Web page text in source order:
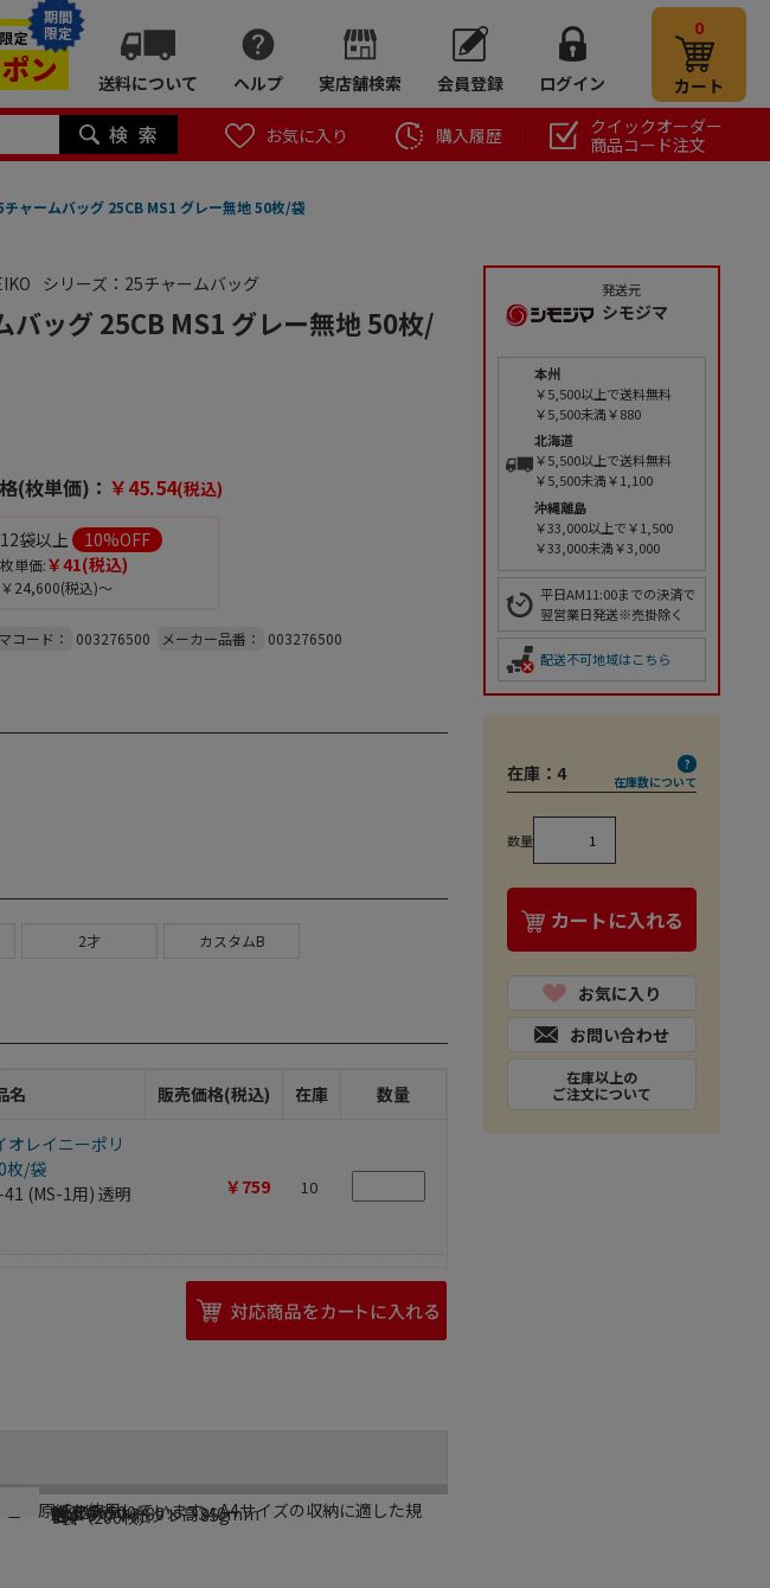
期間
限定
送料について ヘルプ 実店舗検索 会員登録 ログイン
0
カート
お気に入り 購入履歴
クイックオーダー
商品コード注文
チャームバッグ 25CB MS1 グレー無地 50枚/袋
シリーズ：25チャームバッグ
バッグ 25CB MS1 グレー無地 50枚/
(枚単価)： ￥45.54(税込)
12袋以上 10%OFF
枚単価:￥41(税込)
￥24,600(税込)～
コード： 003276500 メーカー品番： 003276500
2才 カスタムB
名 販売価格(税込) 在庫 数量
オレイニーポリ
枚/袋
(MS-1用) 透明 ￥759 10
の原紙を使用しています。A4サイズの収納に適した規
HEIKO
003276500
幅270×マチ80×高340mm
色クラフト紙グレー85g
日本
4袋（200枚）
発送元
シモジマ
本州
￥5,500以上で送料無料
￥5,500未満￥880
北海道
￥5,500以上で送料無料
￥5,500未満￥1,100
沖縄離島
￥33,000以上で￥1,500
￥33,000未満￥3,000
平日AM11:00までの決済で
翌営業日発送※売掛除く
配送不可地域はこちら
在庫： 4 在庫数について
数量
カートに入れる
お気に入り
お問い合わせ
在庫以上の
ご注文について